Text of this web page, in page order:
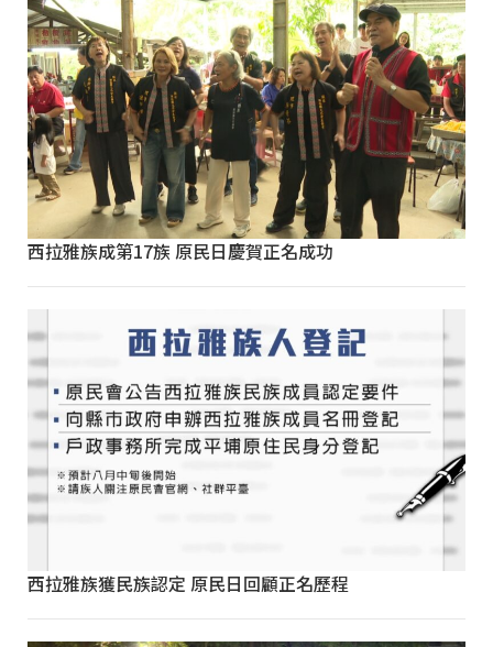
西拉雅族成第17族 原民日慶賀正名成功
西拉雅族獲民族認定 原民日回顧正名歷程